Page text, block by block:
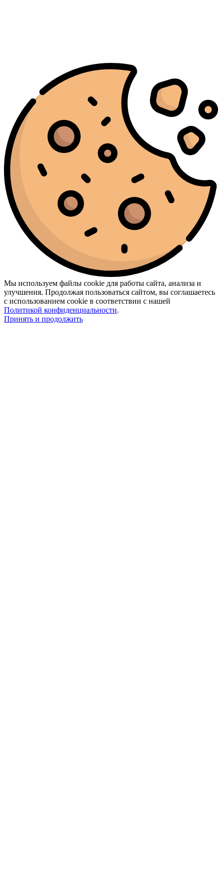
Мы используем файлы cookie для работы сайта, анализа и
улучшения. Продолжая пользоваться сайтом, вы соглашаетесь
с использованием cookie в соответствии с нашей
Политикой конфиденциальности.
Принять и продолжить